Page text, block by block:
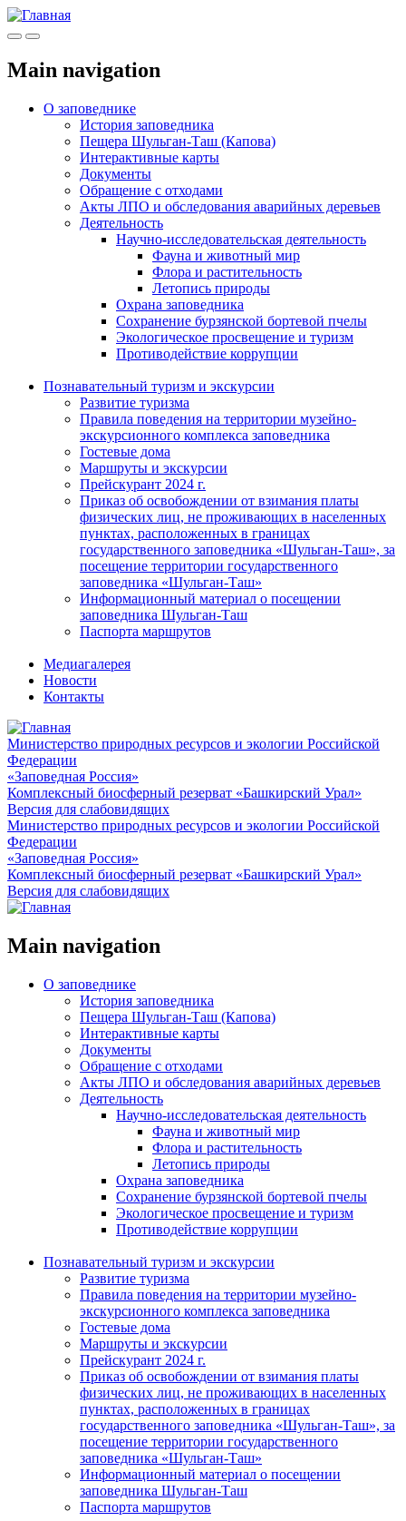
МенюИнфо
Main navigation
О заповеднике
История заповедника
Пещера Шульган-Таш (Капова)
Интерактивные карты
Документы
Обращение с отходами
Акты ЛПО и обследования аварийных деревьев
Деятельность
Научно-исследовательская деятельность
Фауна и животный мир
Флора и растительность
Летопись природы
Охрана заповедника
Сохранение бурзянской бортевой пчелы
Экологическое просвещение и туризм
Противодействие коррупции
Познавательный туризм и экскурсии
Развитие туризма
Правила поведения на территории музейно-
экскурсионного комплекса заповедника
Гостевые дома
Маршруты и экскурсии
Прейскурант 2024 г.
Приказ об освобождении от взимания платы
физических лиц, не проживающих в населенных
пунктах, расположенных в границах
государственного заповедника «Шульган-Таш», за
посещение территории государственного
заповедника «Шульган-Таш»
Информационный материал о посещении
заповедника Шульган-Таш
Паспорта маршрутов
Медиагалерея
Новости
Контакты
Министерство природных ресурсов и экологии Российской
Федерации
«Заповедная Россия»
Комплексный биосферный резерват «Башкирский Урал»
Версия для слабовидящих
Министерство природных ресурсов и экологии Российской
Федерации
«Заповедная Россия»
Комплексный биосферный резерват «Башкирский Урал»
Версия для слабовидящих
Main navigation
О заповеднике
История заповедника
Пещера Шульган-Таш (Капова)
Интерактивные карты
Документы
Обращение с отходами
Акты ЛПО и обследования аварийных деревьев
Деятельность
Научно-исследовательская деятельность
Фауна и животный мир
Флора и растительность
Летопись природы
Охрана заповедника
Сохранение бурзянской бортевой пчелы
Экологическое просвещение и туризм
Противодействие коррупции
Познавательный туризм и экскурсии
Развитие туризма
Правила поведения на территории музейно-
экскурсионного комплекса заповедника
Гостевые дома
Маршруты и экскурсии
Прейскурант 2024 г.
Приказ об освобождении от взимания платы
физических лиц, не проживающих в населенных
пунктах, расположенных в границах
государственного заповедника «Шульган-Таш», за
посещение территории государственного
заповедника «Шульган-Таш»
Информационный материал о посещении
заповедника Шульган-Таш
Паспорта маршрутов